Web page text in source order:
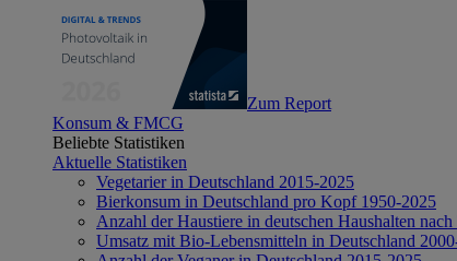
Zum Report
Konsum & FMCG
Beliebte Statistiken
Aktuelle Statistiken
Vegetarier in Deutschland 2015-2025
Bierkonsum in Deutschland pro Kopf 1950-2025
Anzahl der Haustiere in deutschen Haushalten
Umsatz mit Bio-Lebensmitteln in Deutschland